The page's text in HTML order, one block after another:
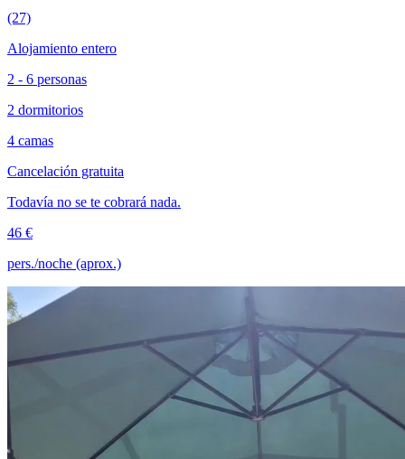
(27)
Alojamiento entero
2 - 6 personas
2 dormitorios
4 camas
Cancelación gratuita
Todavía no se te cobrará nada.
46 €
pers./noche (aprox.)